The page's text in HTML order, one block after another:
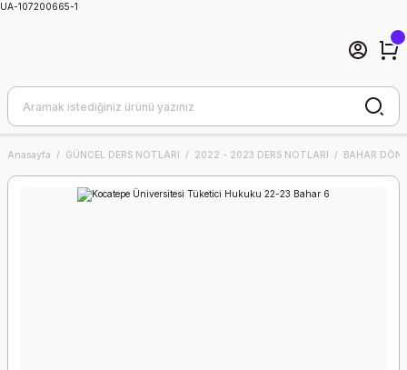
UA-107200665-1
Anasayfa GÜNCEL DERS NOTLARI 2022 - 2023 DERS NOTLARI BAHAR